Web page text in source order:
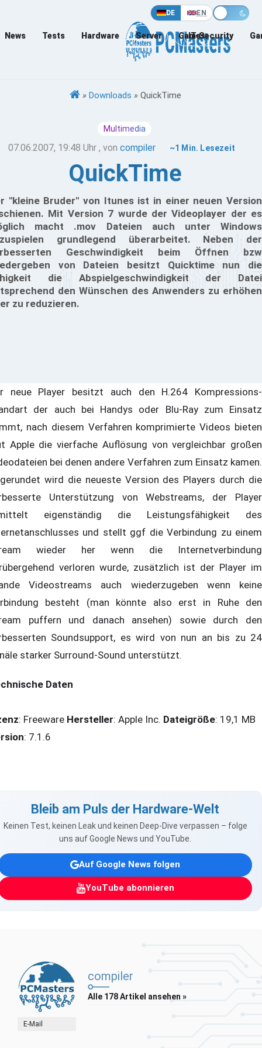
DE EN
News Tests Hardware Server Games
IT-Security
» Downloads » QuickTime
Multimedia
07.06.2007, 19:48 Uhr , von compiler ~1 Min. Lesezeit
QuickTime
"kleine Bruder" von Itunes ist in einer neuen Version
Mit Version 7 wurde der Videoplayer der es
macht .mov Dateien auch unter Windows
grundlegend überarbeitet. Neben der
Geschwindigkeit beim Öffnen bzw
von Dateien besitzt Quicktime nun die
die Abspielgeschwindigkeit der Datei
den Wünschen des Anwenders zu erhöhen
zu reduzieren.
neue Player besitzt auch den H.264 Kompressions-
der auch bei Handys oder Blu-Ray zum Einsatz
nach diesem Verfahren komprimierte Videos bieten
Apple die vierfache Auflösung von vergleichbar großen
bei denen andere Verfahren zum Einsatz kamen.
wird die neueste Version des Players durch die
Unterstützung von Webstreams, der Player
eigenständig die Leistungsfähigkeit des
und stellt ggf die Verbindung zu einem
wieder her wenn die Internetverbindung
verloren wurde, zusätzlich ist der Player im
Videostreams auch wiederzugeben wenn keine
besteht (man könnte also erst in Ruhe den
puffern und danach ansehen) sowie durch den
Soundsupport, es wird von nun an bis zu 24
starker Surround-Sound unterstützt.
Daten
: Freeware Hersteller: Apple Inc. Dateigröße: 19,1 MB
: 7.1.6
Bleib am Puls der Hardware-Welt
Keinen Test, keinen Leak und keinen Deep-Dive verpassen – folge
uns auf Google News und YouTube.
Auf Google News folgen
YouTube abonnieren
E-Mail
compiler
Alle 178 Artikel ansehen »